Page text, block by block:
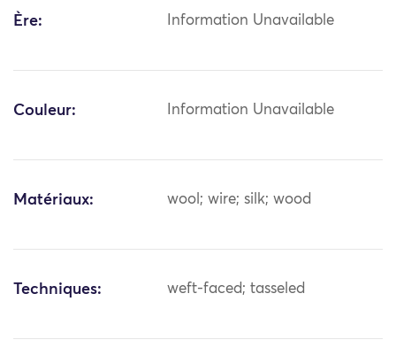
Ère: Information Unavailable
Couleur: Information Unavailable
Matériaux: wool; wire; silk; wood
Techniques: weft-faced; tasseled